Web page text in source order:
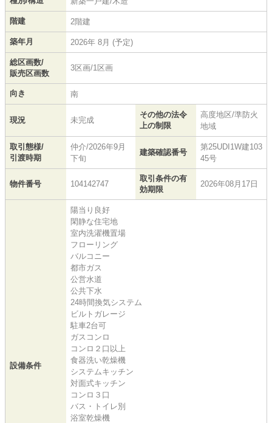
階建 2階建
築年月 2026年 8月 (予定)
総区画数/
販売区画数
3区画/1区画
向き 南
現況 未完成
その他の法令
上の制限
高度地区/準防火
地域
取引態様/
引渡時期
仲介/2026年9月
下旬
建築確認番号
第25UDI1W建103
45号
物件番号 104142747
取引条件の有
効期限
2026年08月17日
設備条件
陽当り良好
閑静な住宅地
室内洗濯機置場
フローリング
バルコニー
都市ガス
公営水道
公共下水
24時間換気システム
ビルトガレージ
駐車2台可
ガスコンロ
コンロ２口以上
食器洗い乾燥機
システムキッチン
対面式キッチン
コンロ３口
バス・トイレ別
浴室乾燥機